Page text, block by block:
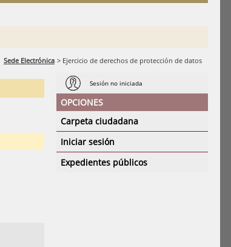
Sede Electrónica > Ejercicio de derechos de protección de datos
Sesión no iniciada
OPCIONES
Carpeta ciudadana
Iniciar sesión
Expedientes públicos